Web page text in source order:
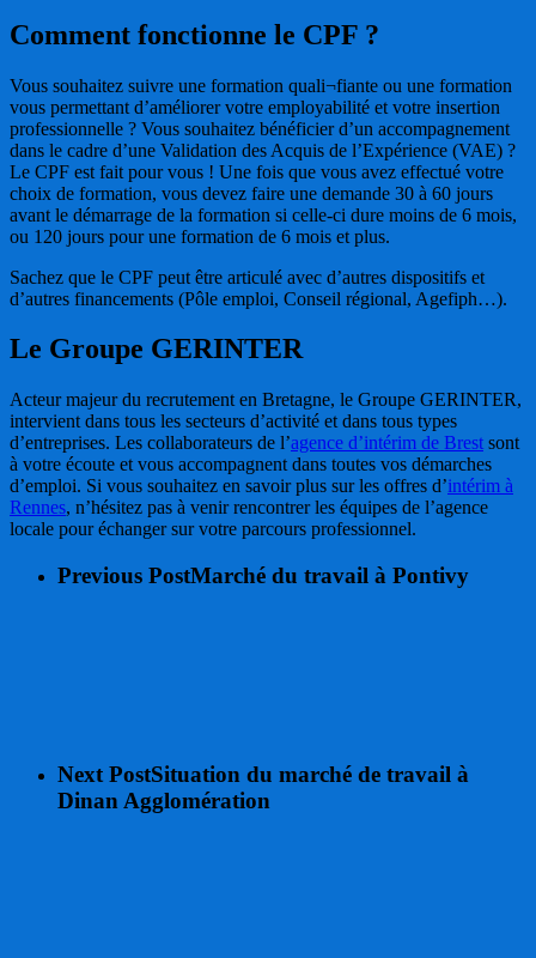
Comment fonctionne le CPF ?
Vous souhaitez suivre une formation quali¬fiante ou une formation
vous permettant d’améliorer votre employabilité et votre insertion
professionnelle ? Vous souhaitez bénéficier d’un accompagnement
dans le cadre d’une Validation des Acquis de l’Expérience (VAE) ?
Le CPF est fait pour vous ! Une fois que vous avez effectué votre
choix de formation, vous devez faire une demande 30 à 60 jours
avant le démarrage de la formation si celle-ci dure moins de 6 mois,
ou 120 jours pour une formation de 6 mois et plus.
Sachez que le CPF peut être articulé avec d’autres dispositifs et
d’autres financements (Pôle emploi, Conseil régional, Agefiph…).
Le Groupe GERINTER
Acteur majeur du recrutement en Bretagne, le Groupe GERINTER,
intervient dans tous les secteurs d’activité et dans tous types
d’entreprises. Les collaborateurs de l’agence d’intérim de Brest sont
à votre écoute et vous accompagnent dans toutes vos démarches
d’emploi. Si vous souhaitez en savoir plus sur les offres d’intérim à
Rennes, n’hésitez pas à venir rencontrer les équipes de l’agence
locale pour échanger sur votre parcours professionnel.
Previous PostMarché du travail à Pontivy
Next PostSituation du marché de travail à
Dinan Agglomération